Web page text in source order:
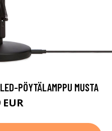
PÖYTÄLAMPPU MUSTA
EUR